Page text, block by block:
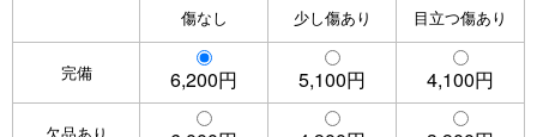
傷なし 少し傷あり 目立つ傷あり
完備 6,200円 5,100円 4,100円